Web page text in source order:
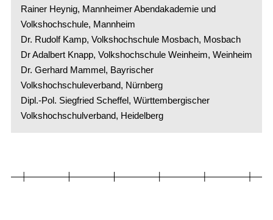
Rainer Heynig, Mannheimer Abendakademie und
Volkshochschule, Mannheim
Dr. Rudolf Kamp, Volkshochschule Mosbach, Mosbach
Dr Adalbert Knapp, Volkshochschule Weinheim, Weinheim
Dr. Gerhard Mammel, Bayrischer
Volkshochschuleverband, Nürnberg
Dipl.-Pol. Siegfried Scheffel, Württembergischer
Volkshochschulverband, Heidelberg